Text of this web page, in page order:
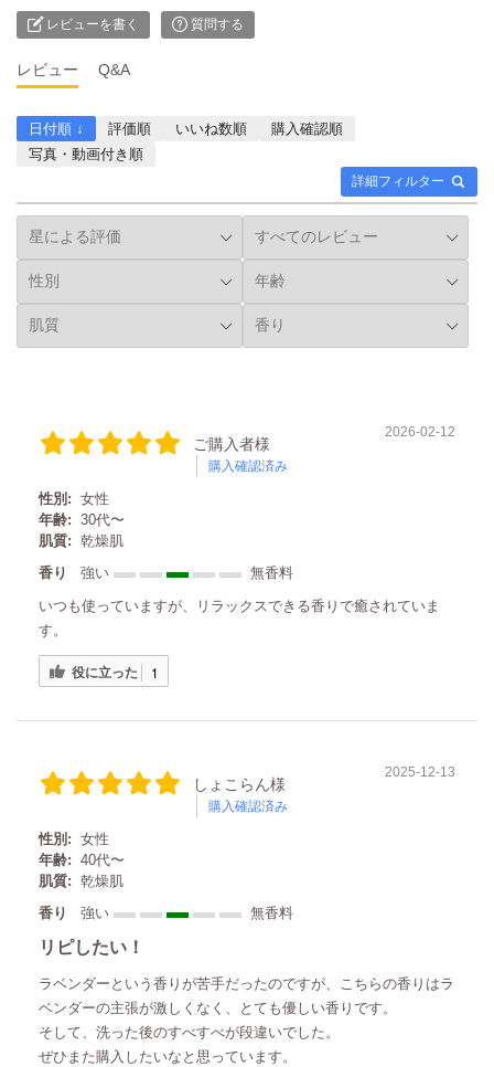
レビューを書く 質問する
レビュー Q&A
詳細フィルター
日付順 ↓ 評価順 いいね数順
購入確認順
写真・動画付き順
ご購入者様
購入確認済み
2026-02-12
性別: 女性
年齢: 30代〜
肌質: 乾燥肌
香り
強い
無香料
いつも使っていますが、リラックスできる香りで癒されていま
す。
役に立った 1
しょこらん様
購入確認済み
2025-12-13
性別: 女性
年齢: 40代〜
肌質: 乾燥肌
香り
強い 無香料
リピしたい！
ラベンダーという香りが苦手だったのですが、こちらの香りはラ
ベンダーの主張が激しくなく、とても優しい香りです。
そして、洗った後のすべすべが段違いでした。
ぜひまた購入したいなと思っています。